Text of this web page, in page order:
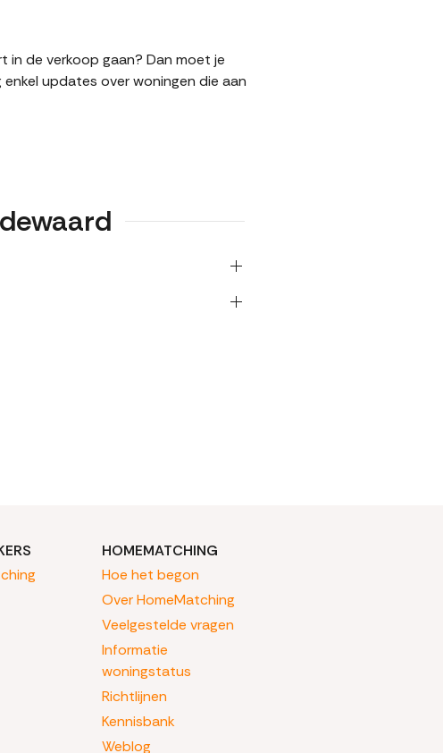
in de verkoop gaan? Dan moet je
updates over woningen die aan
HOMEMATCHING
Hoe het begon
Over HomeMatching
Veelgestelde vragen
Informatie
woningstatus
Richtlijnen
Kennisbank
Weblog